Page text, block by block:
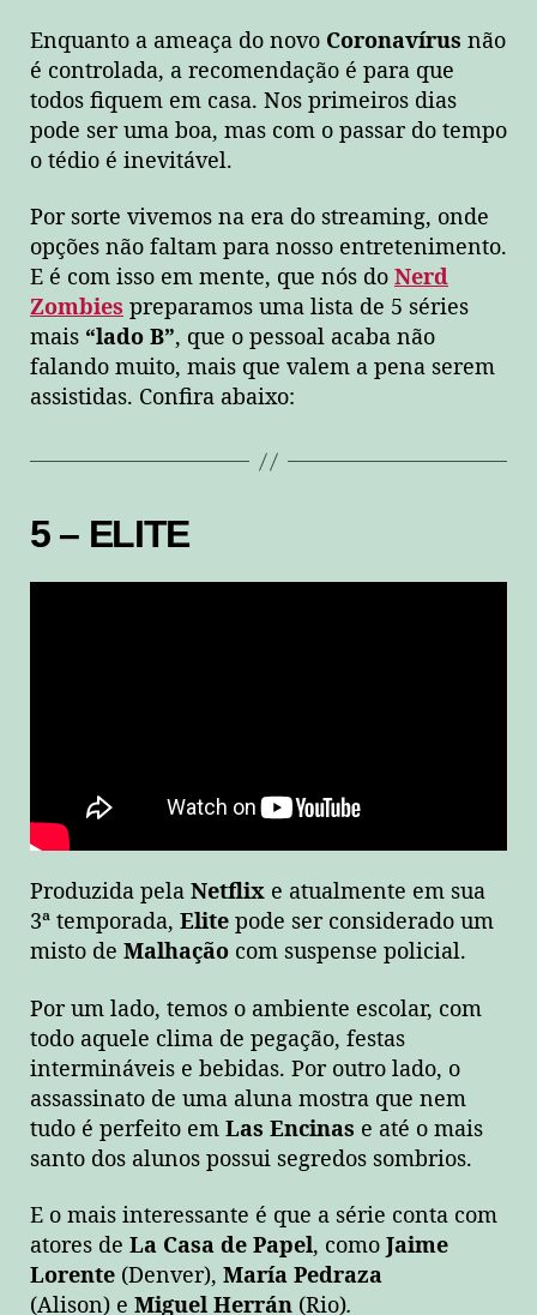
Enquanto a ameaça do novo Coronavírus não
é controlada, a recomendação é para que
todos fiquem em casa. Nos primeiros dias
pode ser uma boa, mas com o passar do tempo
o tédio é inevitável.
Por sorte vivemos na era do streaming, onde
opções não faltam para nosso entretenimento.
E é com isso em mente, que nós do Nerd
Zombies preparamos uma lista de 5 séries
mais “lado B”, que o pessoal acaba não
falando muito, mais que valem a pena serem
assistidas. Confira abaixo:
5 – ELITE
Produzida pela Netflix e atualmente em sua
3ª temporada, Elite pode ser considerado um
misto de Malhação com suspense policial.
Por um lado, temos o ambiente escolar, com
todo aquele clima de pegação, festas
intermináveis e bebidas. Por outro lado, o
assassinato de uma aluna mostra que nem
tudo é perfeito em Las Encinas e até o mais
santo dos alunos possui segredos sombrios.
E o mais interessante é que a série conta com
atores de La Casa de Papel, como Jaime
Lorente (Denver), María Pedraza
(Alison) e Miguel Herrán (Rio).